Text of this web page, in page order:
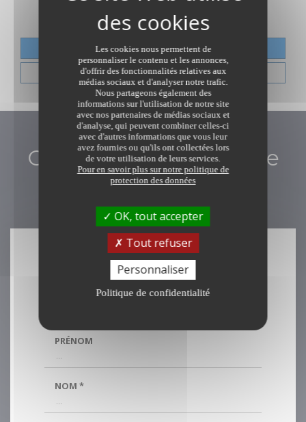
Nº SIRET OU SIREN : 909 985 079 00013
Nº TVA INTRA-COMMUNAUTAIRE : FR53 909 985 079
Formulaire de contact
Tous les biens de l'étude
Contacter Anne-Sophie
AUBRY
FORMULAIRE DE CONTACT
PRÉNOM
NOM *
Les cookies nous permettent de
personnaliser le contenu et les annonces,
d'offrir des fonctionnalités relatives aux
médias sociaux et d'analyser notre trafic.
Nous partageons également des
informations sur l'utilisation de notre site
avec nos partenaires de médias sociaux et
d'analyse, qui peuvent combiner celles-ci
avec d'autres informations que vous leur
avez fournies ou qu'ils ont collectées lors
de votre utilisation de leurs services.
Pour en savoir plus sur notre politique de
protection des données
OK, tout accepter
Tout refuser
Personnaliser
Politique de confidentialité